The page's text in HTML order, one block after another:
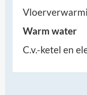
Warm water
C.v.-ketel en